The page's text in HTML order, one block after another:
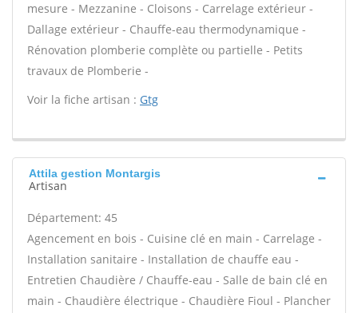
mesure - Mezzanine - Cloisons - Carrelage extérieur -
Dallage extérieur - Chauffe-eau thermodynamique -
Rénovation plomberie complète ou partielle - Petits
travaux de Plomberie -
Voir la fiche artisan : Gtg
Attila gestion Montargis
Artisan
Département: 45
Agencement en bois - Cuisine clé en main - Carrelage -
Installation sanitaire - Installation de chauffe eau -
Entretien Chaudière / Chauffe-eau - Salle de bain clé en
main - Chaudière électrique - Chaudière Fioul - Plancher